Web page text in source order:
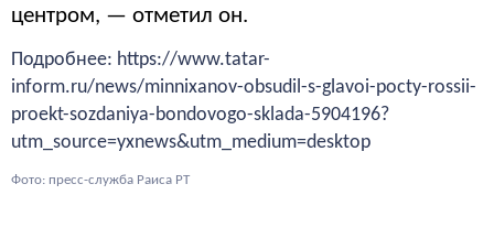
центром, — отметил он.
Подробнее: https://www.tatar-
inform.ru/news/minnixanov-obsudil-s-glavoi-pocty-rossii-
proekt-sozdaniya-bondovogo-sklada-5904196?
utm_source=yxnews&utm_medium=desktop
Фото: пресс-служба Раиса РТ